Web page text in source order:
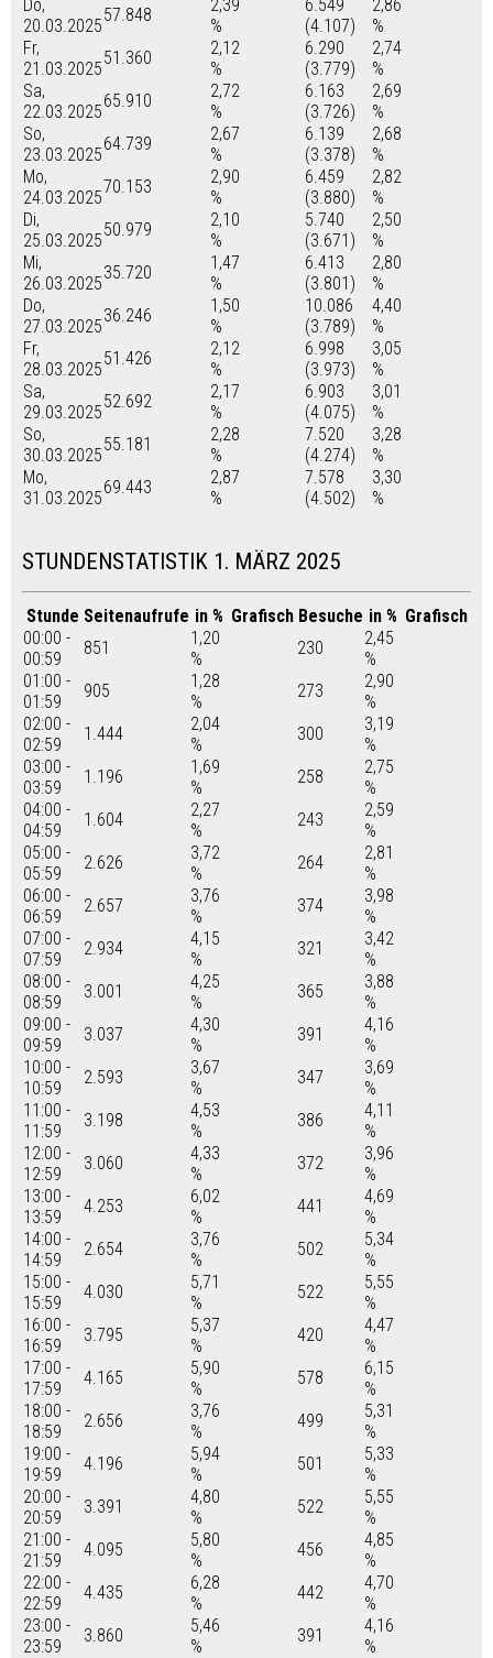
Do,
20.03.2025
57.848
2,39
%
6.549
(4.107)
2,86
%
Fr,
21.03.2025
51.360
2,12
%
6.290
(3.779)
2,74
%
Sa,
22.03.2025
65.910
2,72
%
6.163
(3.726)
2,69
%
So,
23.03.2025
64.739
2,67
%
6.139
(3.378)
2,68
%
Mo,
24.03.2025
70.153
2,90
%
6.459
(3.880)
2,82
%
Di,
25.03.2025
50.979
2,10
%
5.740
(3.671)
2,50
%
Mi,
26.03.2025
35.720
1,47
%
6.413
(3.801)
2,80
%
Do,
27.03.2025
36.246
1,50
%
10.086
(3.789)
4,40
%
Fr,
28.03.2025
51.426
2,12
%
6.998
(3.973)
3,05
%
Sa,
29.03.2025
52.692
2,17
%
6.903
(4.075)
3,01
%
So,
30.03.2025
55.181
2,28
%
7.520
(4.274)
3,28
%
Mo,
31.03.2025
69.443
2,87
%
7.578
(4.502)
3,30
%
STUNDENSTATISTIK 1. MÄRZ 2025
Stunde Seitenaufrufe in % Grafisch Besuche in % Grafisch
00:00 -
00:59
851
1,20
%
230
2,45
%
01:00 -
01:59
905
1,28
%
273
2,90
%
02:00 -
02:59
1.444
2,04
%
300
3,19
%
03:00 -
03:59
1.196
1,69
%
258
2,75
%
04:00 -
04:59
1.604
2,27
%
243
2,59
%
05:00 -
05:59
2.626
3,72
%
264
2,81
%
06:00 -
06:59
2.657
3,76
%
374
3,98
%
07:00 -
07:59
2.934
4,15
%
321
3,42
%
08:00 -
08:59
3.001
4,25
%
365
3,88
%
09:00 -
09:59
3.037
4,30
%
391
4,16
%
10:00 -
10:59
2.593
3,67
%
347
3,69
%
11:00 -
11:59
3.198
4,53
%
386
4,11
%
12:00 -
12:59
3.060
4,33
%
372
3,96
%
13:00 -
13:59
4.253
6,02
%
441
4,69
%
14:00 -
14:59
2.654
3,76
%
502
5,34
%
15:00 -
15:59
4.030
5,71
%
522
5,55
%
16:00 -
16:59
3.795
5,37
%
420
4,47
%
17:00 -
17:59
4.165
5,90
%
578
6,15
%
18:00 -
18:59
2.656
3,76
%
499
5,31
%
19:00 -
19:59
4.196
5,94
%
501
5,33
%
20:00 -
20:59
3.391
4,80
%
522
5,55
%
21:00 -
21:59
4.095
5,80
%
456
4,85
%
22:00 -
22:59
4.435
6,28
%
442
4,70
%
23:00 -
23:59
3.860
5,46
%
391
4,16
%